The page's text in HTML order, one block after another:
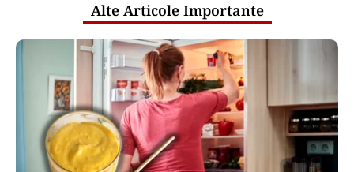
Alte Articole Importante